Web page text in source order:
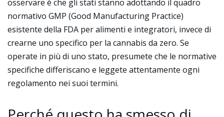
osservare è che gli stati stanno adottando il quadro
normativo GMP (Good Manufacturing Practice)
esistente della FDA per alimenti e integratori, invece di
crearne uno specifico per la cannabis da zero. Se
operate in più di uno stato, presumete che le normative
specifiche differiscano e leggete attentamente ogni
regolamento nei suoi termini.